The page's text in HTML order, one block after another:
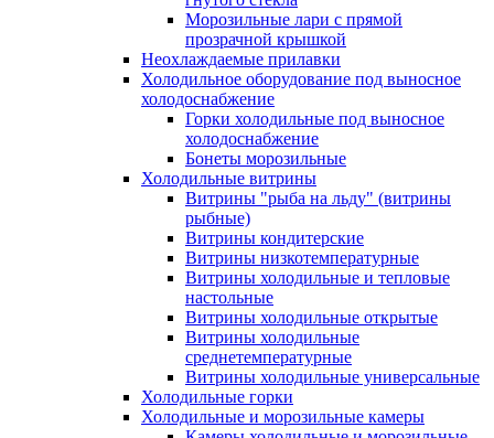
Морозильные лари с прямой
прозрачной крышкой
Неохлаждаемые прилавки
Холодильное оборудование под выносное
холодоснабжение
Горки холодильные под выносное
холодоснабжение
Бонеты морозильные
Холодильные витрины
Витрины "рыба на льду" (витрины
рыбные)
Витрины кондитерские
Витрины низкотемпературные
Витрины холодильные и тепловые
настольные
Витрины холодильные открытые
Витрины холодильные
среднетемпературные
Витрины холодильные универсальные
Холодильные горки
Холодильные и морозильные камеры